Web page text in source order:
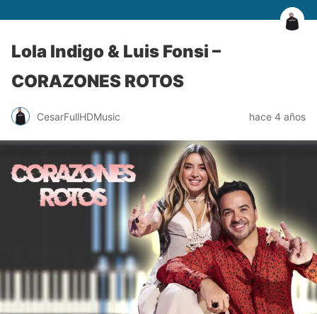
Lola Indigo & Luis Fonsi –
CORAZONES ROTOS
CesarFullHDMusic hace 4 años